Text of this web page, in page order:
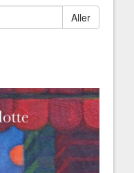
Aller